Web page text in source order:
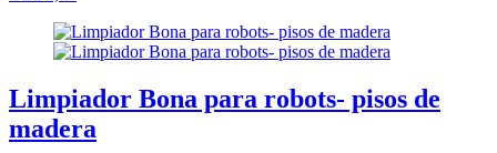
Limpiador Bona para robots- pisos de
madera